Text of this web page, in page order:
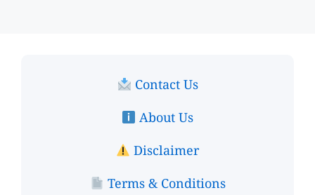
Contact Us
About Us
Disclaimer
Terms & Conditions